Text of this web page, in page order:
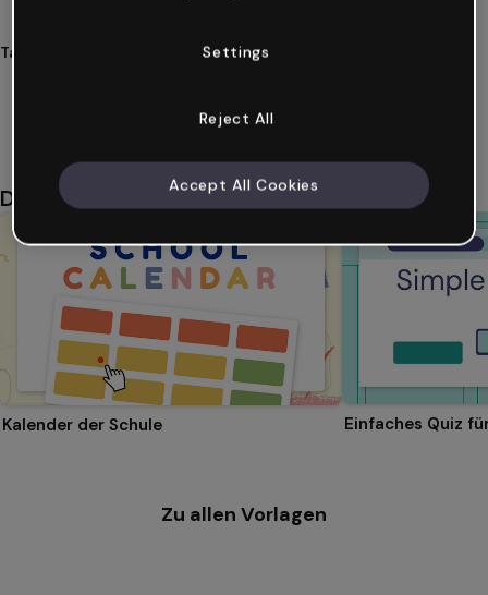
Tags
Das könnte dir auch gefallen
Kalender der Schule Einfaches Quiz
Zu allen Vorlagen
Settings
Reject All
Accept All Cookies